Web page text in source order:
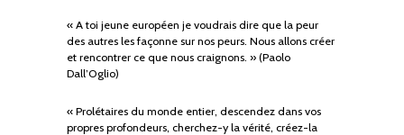
« A toi jeune européen je voudrais dire que la peur
des autres les façonne sur nos peurs. Nous allons créer
et rencontrer ce que nous craignons. » (Paolo
Dall’Oglio)
« Prolétaires du monde entier, descendez dans vos
propres profondeurs, cherchez-y la vérité, créez-la